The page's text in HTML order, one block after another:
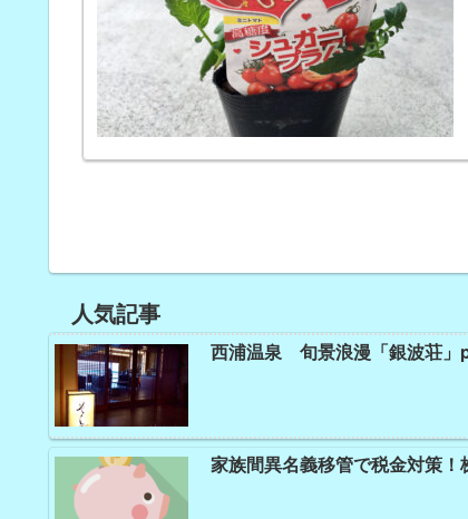
人気記事
西浦温泉 旬景浪漫「銀波荘
家族間異名義移管で税金対策